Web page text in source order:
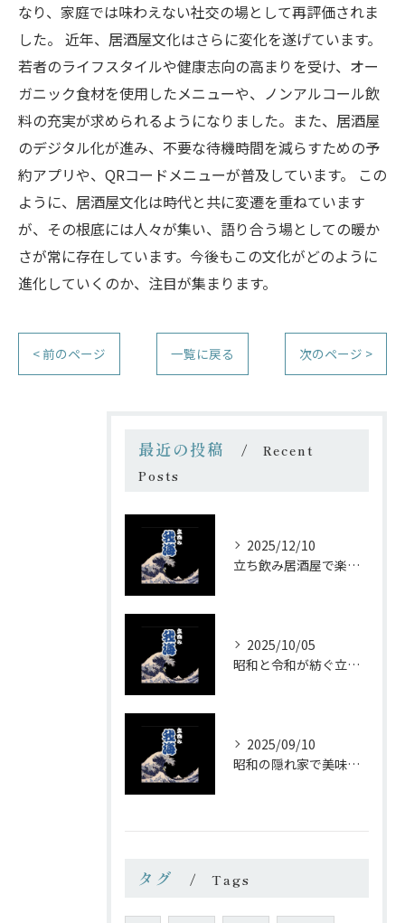
なり、家庭では味わえない社交の場として再評価されま
した。 近年、居酒屋文化はさらに変化を遂げています。
若者のライフスタイルや健康志向の高まりを受け、オー
ガニック食材を使用したメニューや、ノンアルコール飲
料の充実が求められるようになりました。また、居酒屋
のデジタル化が進み、不要な待機時間を減らすための予
約アプリや、QRコードメニューが普及しています。 この
ように、居酒屋文化は時代と共に変遷を重ねています
が、その根底には人々が集い、語り合う場としての暖か
さが常に存在しています。今後もこの文化がどのように
進化していくのか、注目が集まります。
< 前のページ 一覧に戻る 次のページ >
最近の投稿
Recent
Posts
2025/12/10
立ち飲み居酒屋で楽しむ昭和の懐かし空間と多彩なお酒
2025/10/05
昭和と令和が紡ぐ立ち飲みの味わい
2025/09/10
昭和の隠れ家で美味しい一杯を
タグ Tags